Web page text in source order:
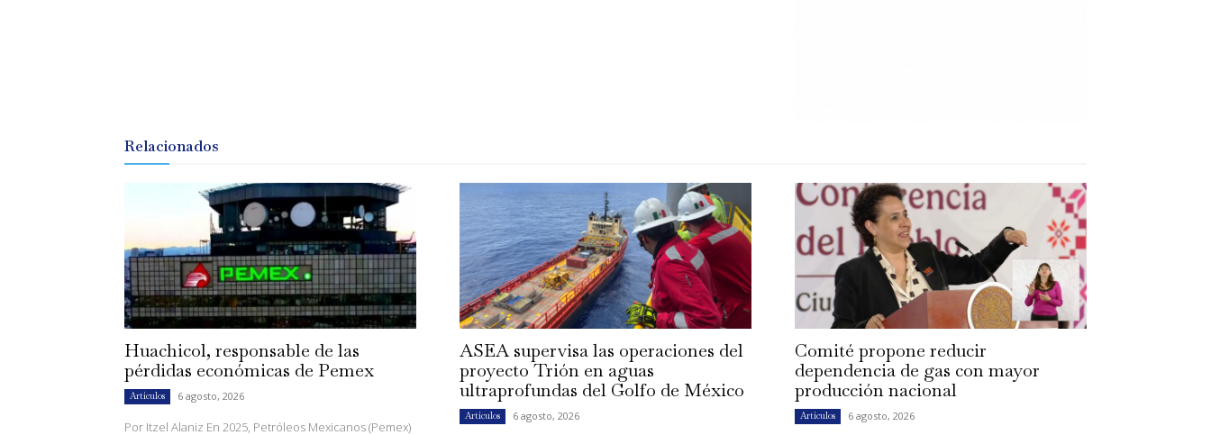
Relacionados
Huachicol, responsable de las
pérdidas económicas de Pemex
Artículos 6 agosto, 2026
Por Itzel Alaniz En 2025, Petróleos Mexicanos (Pemex)
ASEA supervisa las operaciones del
proyecto Trión en aguas
ultraprofundas del Golfo de México
Artículos 6 agosto, 2026
Comité propone reducir
dependencia de gas con mayor
producción nacional
Artículos 6 agosto, 2026